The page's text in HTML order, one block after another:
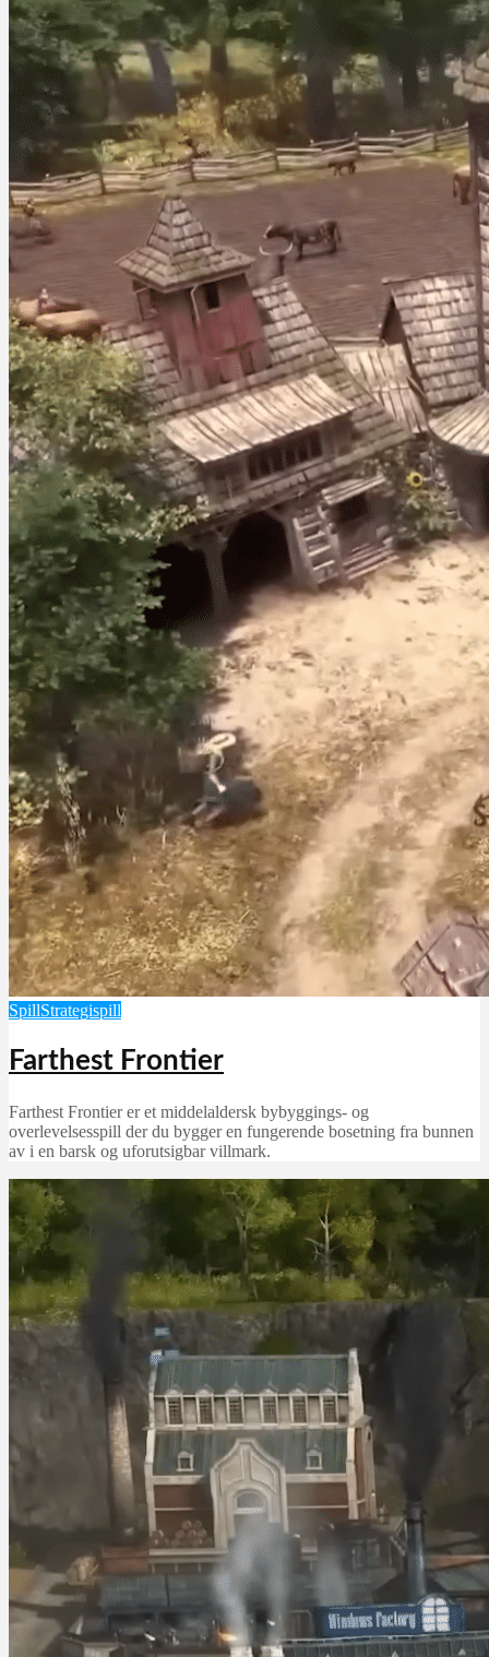
SpillStrategispill
Farthest Frontier
Farthest Frontier er et middelaldersk bybyggings- og
overlevelsesspill der du bygger en fungerende bosetning fra bunnen
av i en barsk og uforutsigbar villmark.